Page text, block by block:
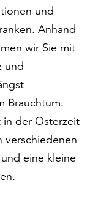
und
Anhand
wir Sie mit
und
Brauchtum.
in der Osterzeit
verschiedenen
eine kleine